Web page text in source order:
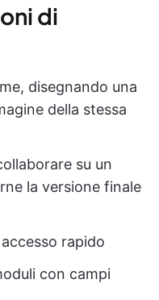
di
disegnando una
della stessa
su un
la versione finale
rapido
con campi